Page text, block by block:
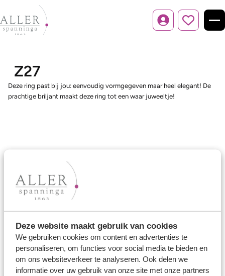
Deze website maakt gebruik van cookies
We gebruiken cookies om content en advertenties te
personaliseren, om functies voor social media te bieden en
om ons websiteverkeer te analyseren. Ook delen we
informatie over uw gebruik van onze site met onze partners
Inloggen
Z27
Deze ring past bij jou: eenvoudig vormgegeven maar heel elegant! De
prachtige briljant maakt deze ring tot een waar juweeltje!
Ons aanbod
Trouwringen
Memoireringen
Verlovingsringen
Vriendschapsringen
Over ons